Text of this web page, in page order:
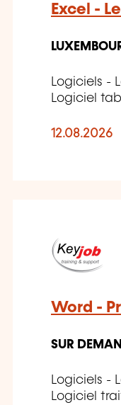
Excel -
Logiciels -
Logiciel
12.08.2026
Word -
SUR
Logiciels -
Logiciel